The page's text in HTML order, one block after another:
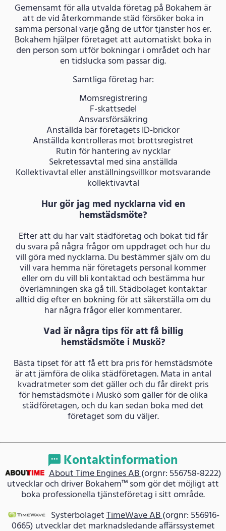
Gemensamt för alla utvalda företag på Bokahem är
att de vid återkommande städ försöker boka in
samma personal varje gång de utför tjänster hos er.
Bokahem hjälper företaget att automatiskt boka in
den person som utför bokningar i området och har
en tidslucka som passar dig.
Samtliga företag har:
Momsregistrering
F-skattsedel
Ansvarsförsäkring
Anställda bär företagets ID-brickor
Anställda kontrolleras mot brottsregistret
Rutin för hantering av nycklar
Sekretessavtal med sina anställda
Kollektivavtal eller anställningsvillkor motsvarande
kollektivavtal
Hur gör jag med nycklarna vid en
hemstädsmöte?
Efter att du har valt städföretag och bokat tid får
du svara på några frågor om uppdraget och hur du
vill göra med nycklarna. Du bestämmer själv om du
vill vara hemma när företagets personal kommer
eller om du vill bli kontaktad och bestämma hur
överlämningen ska gå till. Städbolaget kontaktar
alltid dig efter en bokning för att säkerställa om du
har några frågor eller kommentarer.
Vad är några tips för att få billig
hemstädsmöte i Muskö?
Bästa tipset för att få ett bra pris för hemstädsmöte
är att jämföra de olika städföretagen. Mata in antal
kvadratmeter som det gäller och du får direkt pris
för hemstädsmöte i Muskö som gäller för de olika
städföretagen, och du kan sedan boka med det
företaget som du väljer.
Kontaktinformation
About Time Engines AB(orgnr: 556758-8222)
utvecklar och driver Bokahem™ som gör det möjligt att
boka professionella tjänsteföretag i sitt område.
SysterbolagetTimeWave AB(orgnr: 556916-
0665) utvecklar det marknadsledande affärssystemet